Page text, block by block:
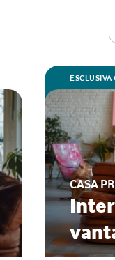
ESCLUSIVA
CASA